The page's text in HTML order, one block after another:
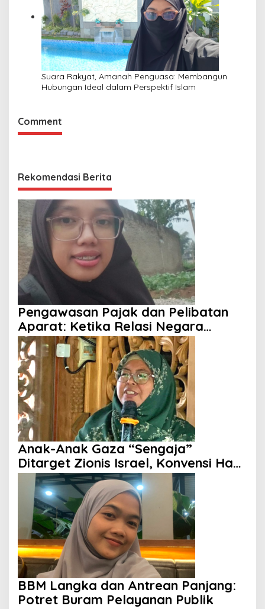
Suara Rakyat, Amanah Penguasa: Membangun
Hubungan Ideal dalam Perspektif Islam
Comment
Rekomendasi Berita
Pengawasan Pajak dan Pelibatan
Aparat: Ketika Relasi Negara
dengan Rakyat Dipertanyakan
Anak-Anak Gaza “Sengaja”
Ditarget Zionis Israel, Konvensi Hak
Anak Tak Berdaya
BBM Langka dan Antrean Panjang:
Potret Buram Pelayanan Publik